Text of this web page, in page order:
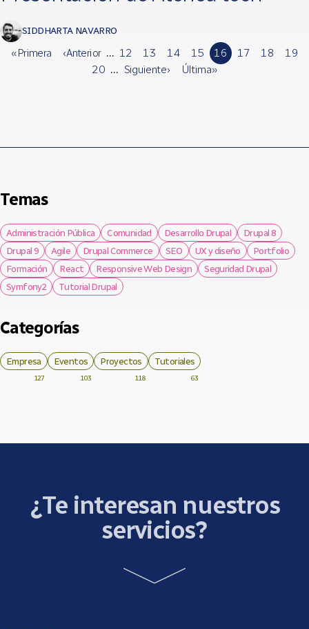
SIDDHARTA NAVARRO
« Primera ‹ Anterior … 12 13 14 15 16 17 18
19
20 … Siguiente › Última »
Temas
Administración Pública Comunidad Desarrollo Drupal
Drupal 8
Drupal 9
Agile Drupal Commerce SEO UX y diseño
Portfolio
Formación
React Responsive Web Design
Seguridad Drupal
Symfony2
Tutorial Drupal
Categorías
Empresa
127
Eventos
103
Proyectos
118
Tutoriales
63
¿Te interesan nuestros
servicios?